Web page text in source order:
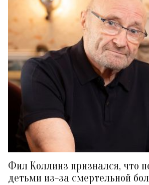
Фил Коллинз признался, что
детьми из-за смертельной